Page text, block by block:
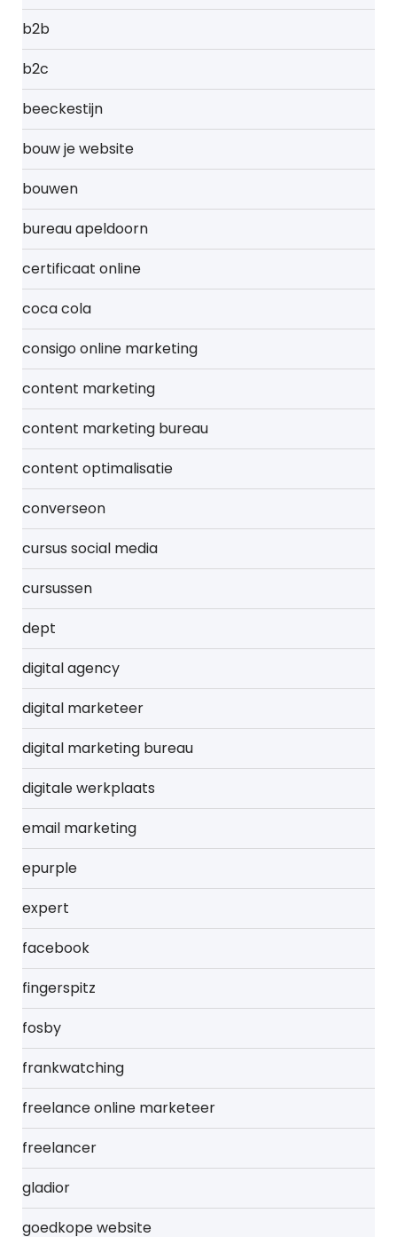
b2b
b2c
beeckestijn
bouw je website
bouwen
bureau apeldoorn
certificaat online
coca cola
consigo online marketing
content marketing
content marketing bureau
content optimalisatie
converseon
cursus social media
cursussen
dept
digital agency
digital marketeer
digital marketing bureau
digitale werkplaats
email marketing
epurple
expert
facebook
fingerspitz
fosby
frankwatching
freelance online marketeer
freelancer
gladior
goedkope website